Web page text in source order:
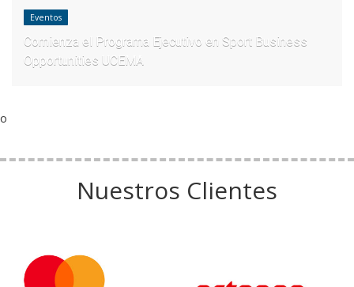
Eventos
Comienza el Programa Ejecutivo en Sport Business
Opportunities UCEMA
o
Nuestros Clientes